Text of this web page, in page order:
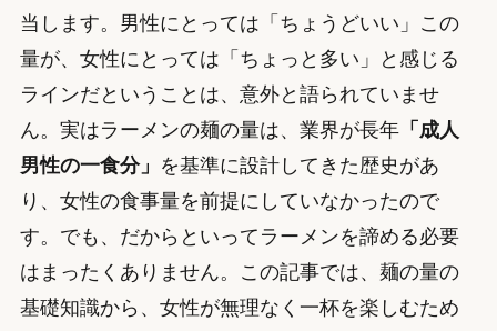
当します。男性にとっては「ちょうどいい」この
量が、女性にとっては「ちょっと多い」と感じる
ラインだということは、意外と語られていませ
ん。実はラーメンの麺の量は、業界が長年「成人
男性の一食分」 を基準に設計してきた歴史があ
り、女性の食事量を前提にしていなかったので
す。でも、だからといってラーメンを諦める必要
はまったくありません。この記事では、麺の量の
基礎知識から、女性が無理なく一杯を楽しむため